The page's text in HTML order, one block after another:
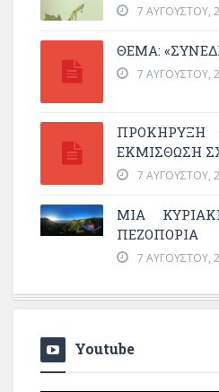
7 ΑΥΓΟΎΣΤΟΥ,
ΘΕΜΑ:
7 ΑΥΓΟΎΣΤΟΥ,
ΠΡΟΚΗΡΥΞΗ
ΕΚΜΊΣΘΩΣΗ
7 ΑΥΓΟΎΣΤΟΥ,
ΜΙΑ
ΠΕΖΟΠΟΡΊΑ
7 ΑΥΓΟΎΣΤΟΥ,
Youtube